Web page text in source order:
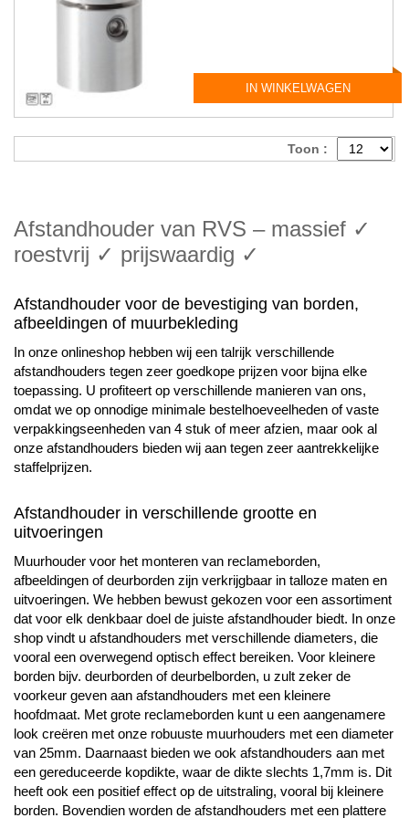
IN WINKELWAGEN
Toon :
Afstandhouder van RVS – massief ✓
roestvrij ✓ prijswaardig ✓
Afstandhouder voor de bevestiging van borden,
afbeeldingen of muurbekleding
In onze onlineshop hebben wij een talrijk verschillende
afstandhouders tegen zeer goedkope prijzen voor bijna elke
toepassing. U profiteert op verschillende manieren van ons,
omdat we op onnodige minimale bestelhoeveelheden of vaste
verpakkingseenheden van 4 stuk of meer afzien, maar ook al
onze afstandhouders bieden wij aan tegen zeer aantrekkelijke
staffelprijzen.
Afstandhouder in verschillende grootte en
uitvoeringen
Muurhouder voor het monteren van reclameborden,
afbeeldingen of deurborden zijn verkrijgbaar in talloze maten en
uitvoeringen. We hebben bewust gekozen voor een assortiment
dat voor elk denkbaar doel de juiste afstandhouder biedt. In onze
shop vindt u afstandhouders met verschillende diameters, die
vooral een overwegend optisch effect bereiken. Voor kleinere
borden bijv. deurborden of deurbelborden, u zult zeker de
voorkeur geven aan afstandhouders met een kleinere
hoofdmaat. Met grote reclameborden kunt u een aangenamere
look creëren met onze robuuste muurhouders met een diameter
van 25mm. Daarnaast bieden we ook afstandhouders aan met
een gereduceerde kopdikte, waar de dikte slechts 1,7mm is. Dit
heeft ook een positief effect op de uitstraling, vooral bij kleinere
borden. Bovendien worden de afstandhouders met een plattere